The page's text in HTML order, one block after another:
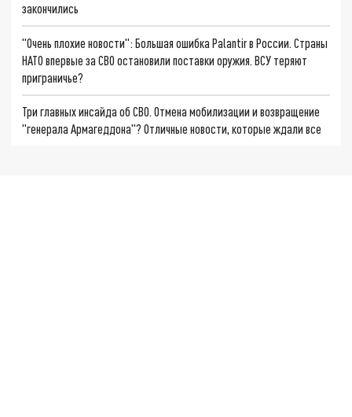
закончились
"Очень плохие новости": Большая ошибка Palantir в России. Страны
НАТО впервые за СВО остановили поставки оружия. ВСУ теряют
приграничье?
Три главных инсайда об СВО. Отмена мобилизации и возвращение
"генерала Армагеддона"? Отличные новости, которые ждали все